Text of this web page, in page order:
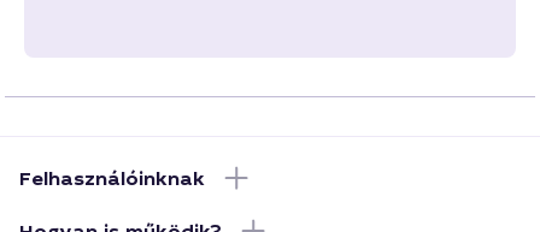
Felhasználóinknak